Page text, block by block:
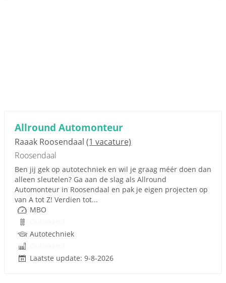
Allround Automonteur
Raaak Roosendaal (1 vacature)
Roosendaal
Ben jij gek op autotechniek en wil je graag méér doen dan
alleen sleutelen? Ga aan de slag als Allround
Automonteur in Roosendaal en pak je eigen projecten op
van A tot Z! Verdien tot...
MBO
Autotechniek
Laatste update: 9-8-2026